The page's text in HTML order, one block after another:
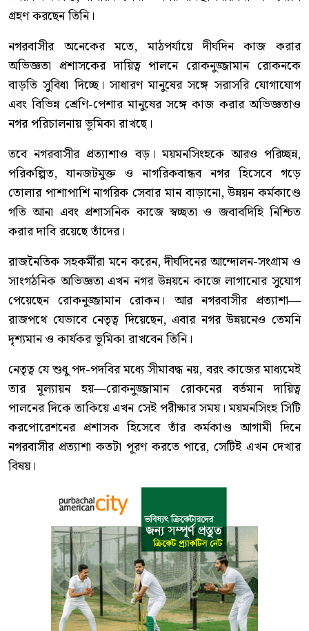
গ্রহণ করছেন তিনি।
নগরবাসীর অনেকের মতে, মাঠপর্যায়ে দীর্ঘদিন কাজ করার
অভিজ্ঞতা প্রশাসকের দায়িত্ব পালনে রোকনুজ্জামান রোকনকে
বাড়তি সুবিধা দিচ্ছে। সাধারণ মানুষের সঙ্গে সরাসরি যোগাযোগ
এবং বিভিন্ন শ্রেণি-পেশার মানুষের সঙ্গে কাজ করার অভিজ্ঞতাও
নগর পরিচালনায় ভূমিকা রাখছে।
তবে নগরবাসীর প্রত্যাশাও বড়। ময়মনসিংহকে আরও পরিচ্ছন্ন,
পরিকল্পিত, যানজটমুক্ত ও নাগরিকবান্ধব নগর হিসেবে গড়ে
তোলার পাশাপাশি নাগরিক সেবার মান বাড়ানো, উন্নয়ন কর্মকাণ্ডে
গতি আনা এবং প্রশাসনিক কাজে স্বচ্ছতা ও জবাবদিহি নিশ্চিত
করার দাবি রয়েছে তাঁদের।
রাজনৈতিক সহকর্মীরা মনে করেন, দীর্ঘদিনের আন্দোলন-সংগ্রাম ও
সাংগঠনিক অভিজ্ঞতা এখন নগর উন্নয়নে কাজে লাগানোর সুযোগ
পেয়েছেন রোকনুজ্জামান রোকন। আর নগরবাসীর প্রত্যাশা—
রাজপথে যেভাবে নেতৃত্ব দিয়েছেন, এবার নগর উন্নয়নেও তেমনি
দৃশ্যমান ও কার্যকর ভূমিকা রাখবেন তিনি।
নেতৃত্ব যে শুধু পদ-পদবির মধ্যে সীমাবদ্ধ নয়, বরং কাজের মাধ্যমেই
তার মূল্যায়ন হয়—রোকনুজ্জামান রোকনের বর্তমান দায়িত্ব
পালনের দিকে তাকিয়ে এখন সেই পরীক্ষার সময়। ময়মনসিংহ সিটি
করপোরেশনের প্রশাসক হিসেবে তাঁর কর্মকাণ্ড আগামী দিনে
নগরবাসীর প্রত্যাশা কতটা পূরণ করতে পারে, সেটিই এখন দেখার
বিষয়।